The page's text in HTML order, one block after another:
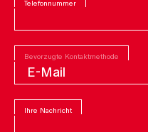
Telefonnummer
Bevorzugte Kontaktmethode
Ihre Nachricht